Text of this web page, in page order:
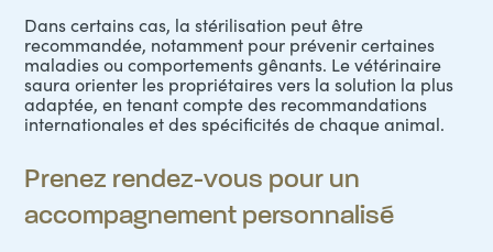
Dans certains cas, la stérilisation peut être
recommandée, notamment pour prévenir certaines
maladies ou comportements gênants. Le vétérinaire
saura orienter les propriétaires vers la solution la plus
adaptée, en tenant compte des recommandations
internationales et des spécificités de chaque animal.
Prenez rendez-vous pour un
accompagnement personnalisé